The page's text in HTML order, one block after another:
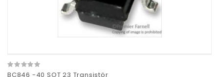
BC846 -40 SOT 23 Transistör